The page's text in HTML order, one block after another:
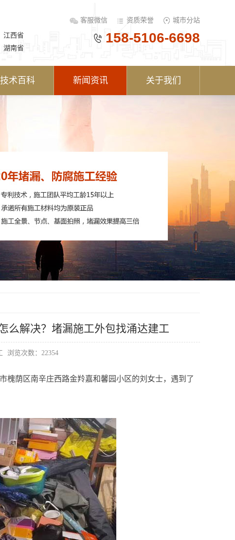
江西省
湖南省
客服微信 资质荣誉 城市分站
158-5106-6698
技术百科 新闻资讯 关于我们
么解决？堵漏施工外包找涌达建工
浏览次数：22354
槐荫区南辛庄西路金羚嘉和馨园小区的刘女士，遇到了